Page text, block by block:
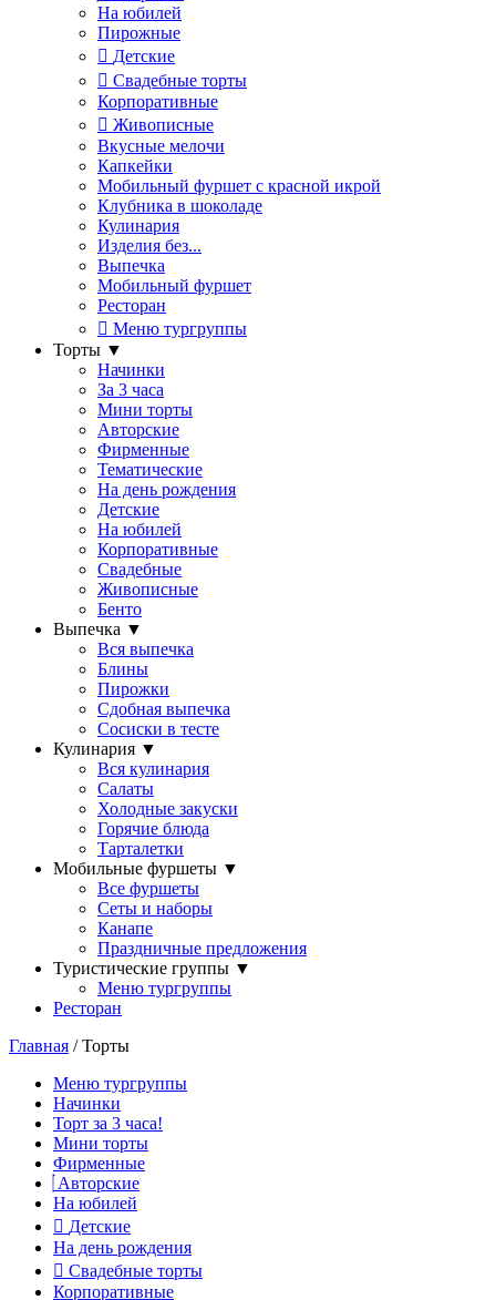
На юбилей
Пирожные
Детские
Свадебные торты
Корпоративные
Живописные
Вкусные мелочи
Капкейки
Мобильный фуршет с красной икрой
Клубника в шоколаде
Кулинария
Изделия без...
Выпечка
Мобильный фуршет
Ресторан
Меню тургруппы
Торты ▼
Начинки
За 3 часа
Мини торты
Авторские
Фирменные
Тематические
На день рождения
Детские
На юбилей
Корпоративные
Свадебные
Живописные
Бенто
Выпечка ▼
Вся выпечка
Блины
Пирожки
Сдобная выпечка
Сосиски в тесте
Кулинария ▼
Вся кулинария
Салаты
Холодные закуски
Горячие блюда
Тарталетки
Мобильные фуршеты ▼
Все фуршеты
Сеты и наборы
Канапе
Праздничные предложения
Туристические группы ▼
Меню тургруппы
Ресторан
Главная / Торты
Меню тургруппы
Начинки
Торт за 3 часа!
Мини торты
Фирменные
Авторские
На юбилей
Детские
На день рождения
Свадебные торты
Корпоративные